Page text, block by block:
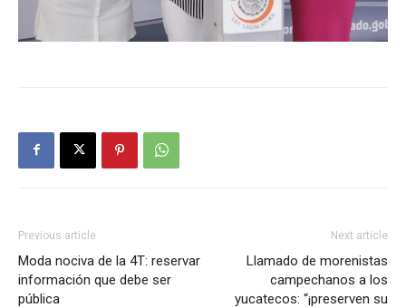
Previous article
Moda nociva de la 4T: reservar
información que debe ser
pública
Next article
Llamado de morenistas
campechanos a los
yucatecos: “¡preserven su